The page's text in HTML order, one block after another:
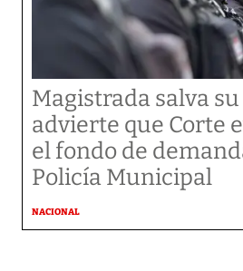
Magistrada salva su
advierte que Corte
el fondo de
Policía Municipal
NACIONAL